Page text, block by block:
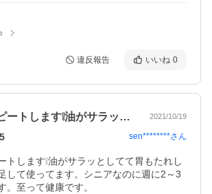
違反報告 いいね 0
無くなればリピートします❕油がサラッと… 2021/10/19
5 sen********さん
トします❕油がサラッとしてて胃もたれし
して使ってます。シニアなのに週に2～3
。至って健康です。